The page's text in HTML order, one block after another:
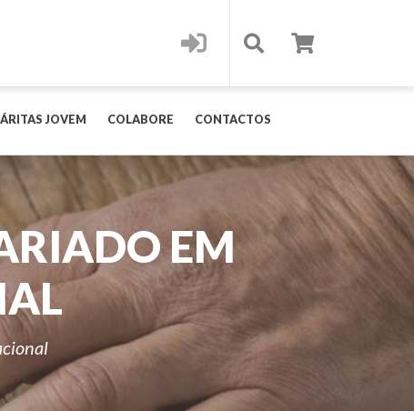
JOVEM COLABORE CONTACTOS
EM